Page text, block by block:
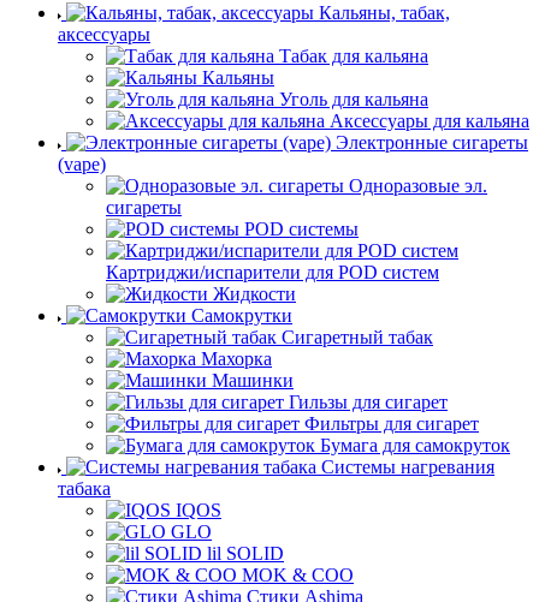
Кальяны, табак,
аксессуары
Табак для кальяна
Кальяны
Уголь для кальяна
Аксессуары для кальяна
Электронные сигареты
(vape)
Одноразовые эл.
сигареты
POD системы
Картриджи/испарители для POD систем
Жидкости
Самокрутки
Сигаретный табак
Махорка
Машинки
Гильзы для сигарет
Фильтры для сигарет
Бумага для самокруток
Системы нагревания
табака
IQOS
GLO
lil SOLID
MOK & COO
Стики Ashima